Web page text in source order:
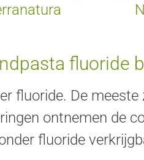
fluoride
fluoride. De
ontnemen de
fluoride